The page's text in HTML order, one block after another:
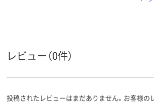
レビュー（0件）
投稿されたレビューはまだありません。お客様の